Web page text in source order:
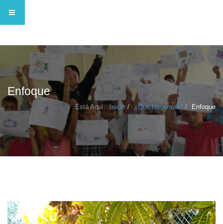
Enfoque
Está Aquí:Inicio ¿Qué Hacemos? Enfoque